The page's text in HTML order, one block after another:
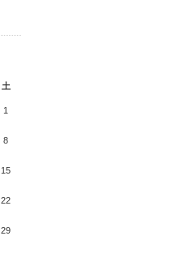
土
1
8
15
22
29